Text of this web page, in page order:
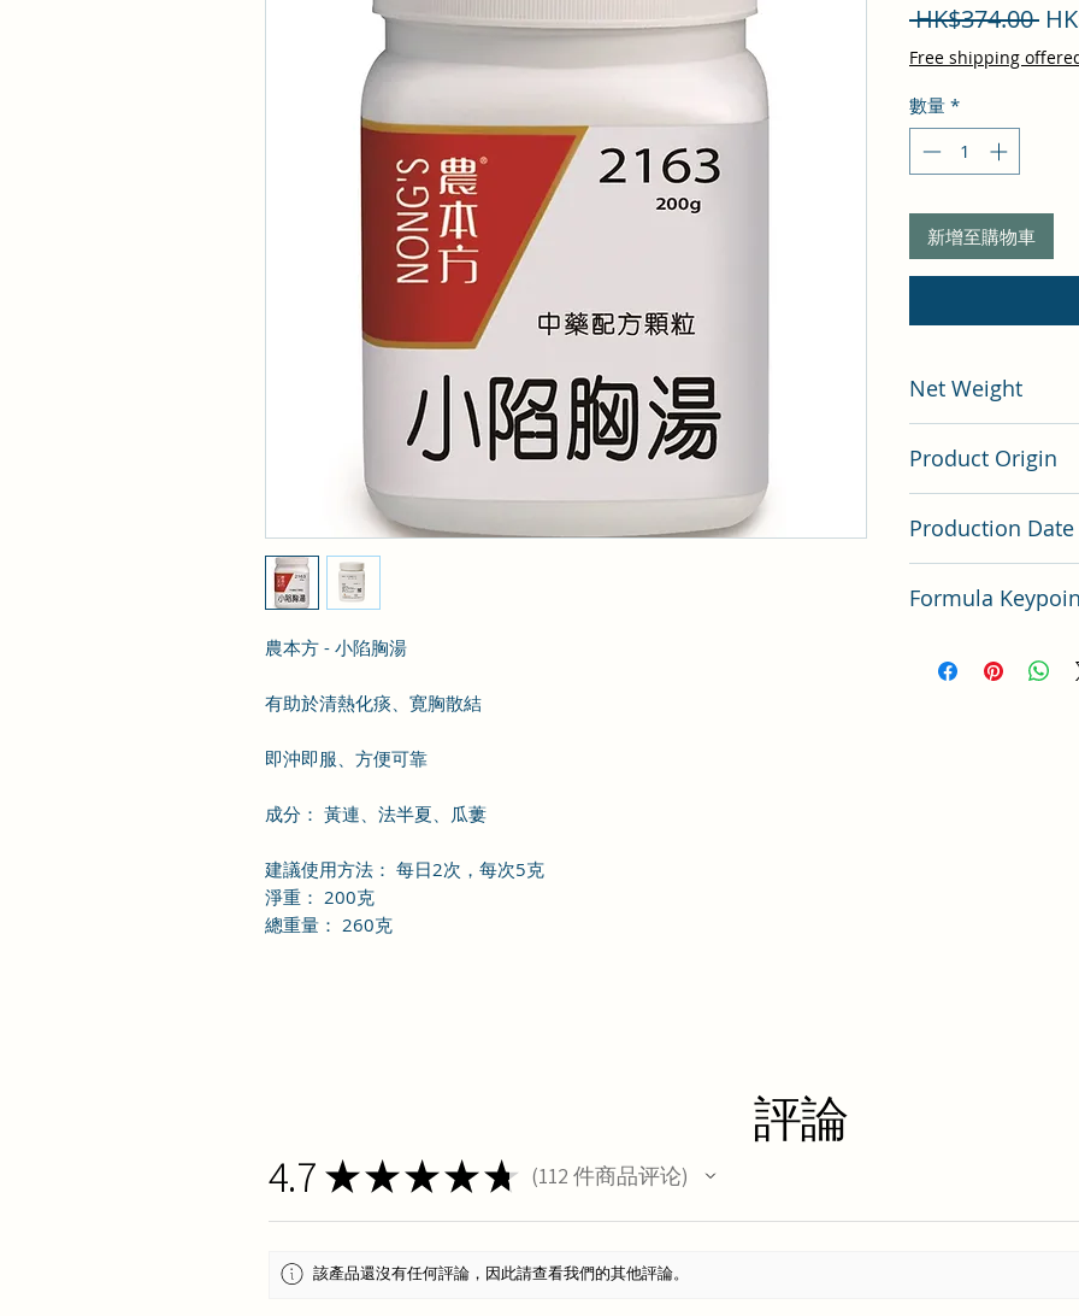
農本方 - 小陷胸湯
有助於清熱化痰、寛胸散結
即沖即服、方便可靠
成分： 黃連、法半夏、瓜蔞
建議使用方法： 每日2次，每次5克
淨重： 200克
總重量： 260克
HK$374.00 一
般
Free shipping
數量 *
新增至購物車
Net Weight
Product Origin
Production Date
Formula
評論
4.7 ★★★★★ 112 件商品评论
112
該產品還沒有任何評論，因此請查看我們的其他評論。